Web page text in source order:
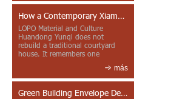
How a Contemporary Xiamen Project Reframes Minnan Red Brick
LOPO Material and Culture
Huandong Yunqi does not
rebuild a traditional courtyard
house. It remembers one
más
Green Building Envelope Design: Clay Sunscreen Fins for Modern Headquarters Architecture